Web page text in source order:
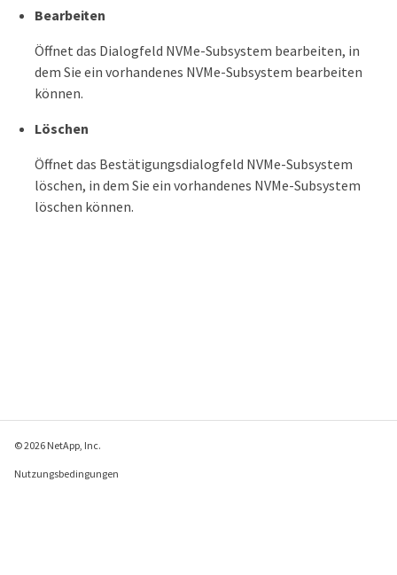
Bearbeiten
Öffnet das Dialogfeld NVMe-Subsystem bearbeiten, in
dem Sie ein vorhandenes NVMe-Subsystem bearbeiten
können.
Löschen
Öffnet das Bestätigungsdialogfeld NVMe-Subsystem
löschen, in dem Sie ein vorhandenes NVMe-Subsystem
löschen können.
© 2026 NetApp, Inc.
Nutzungsbedingungen